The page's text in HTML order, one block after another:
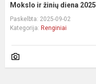
Mokslo ir žinių diena 2025
Paskelbta: 2025-09-02
Kategorija: Renginiai